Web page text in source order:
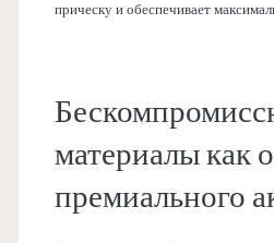
прическу и обеспечивает
материалы как
премиального